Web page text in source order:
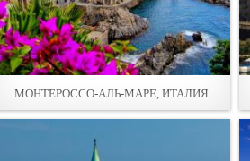
МОНТЕРОССО-АЛЬ-МАРЕ, ИТАЛИЯ